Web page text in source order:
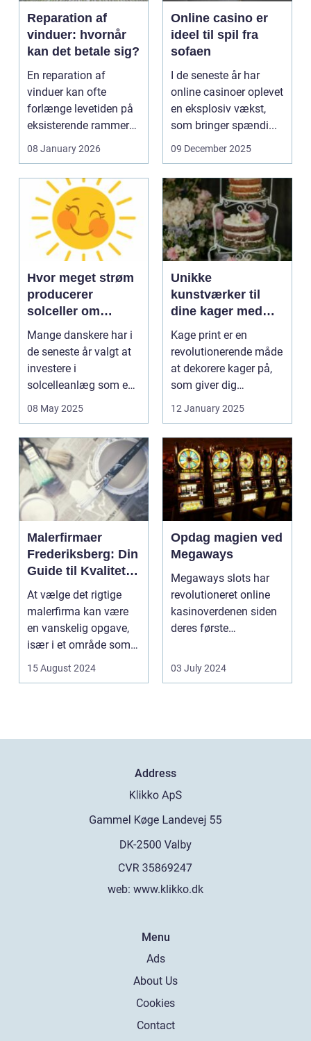
Reparation af
vinduer: hvornår
kan det betale sig?
En reparation af
vinduer kan ofte
forlænge levetiden på
eksisterende rammer
08 January 2026
Online casino er
ideel til spil fra
sofaen
I de seneste år har
online casinoer oplevet
en eksplosiv vækst,
som bringer spændi...
09 December 2025
Hvor meget strøm
producerer
solceller om
vinteren?
Mange danskere har i
de seneste år valgt at
investere i
solcelleanlæg som en
08 May 2025
Unikke
kunstværker til
dine kager med
kage print
Kage print er en
revolutionerende måde
at dekorere kager på,
som giver dig
12 January 2025
Malerfirmaer
Frederiksberg: Din
Guide til Kvalitet
og Service
At vælge det rigtige
malerfirma kan være
en vanskelig opgave,
især i et område som
15 August 2024
Opdag magien ved
Megaways
Megaways slots har
revolutioneret online
kasinoverdenen siden
deres første
spillea...
03 July 2024
Address
web: www.klikko.dk
Menu
Ads
About Us
Cookies
Contact